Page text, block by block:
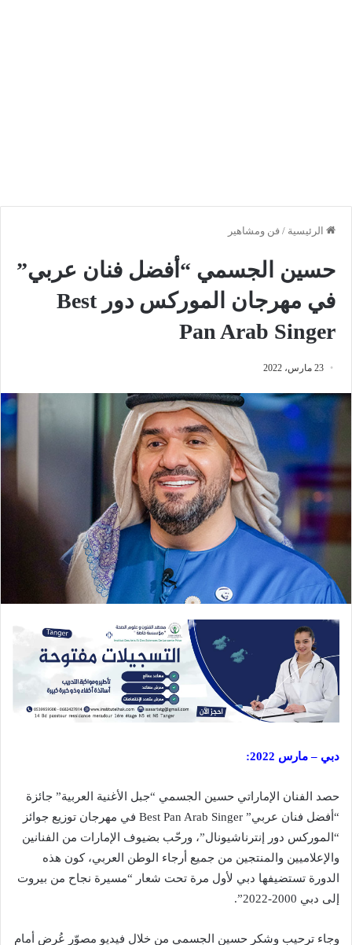
الرئيسية / فن ومشاهير
حسين الجسمي “أفضل فنان عربي”
في مهرجان الموركس دور Best
Pan Arab Singer
23 مارس، 2022
دبي –مارس 2022:
حصد الفنان الإماراتي حسين الجسمي “جبل الأغنية العربية” جائزة
“أفضل فنان عربي” Best Pan Arab Singer في مهرجان توزيع جوائز
“الموركس دور إنترناشيونال”، ورحّب بضيوف الإمارات من الفنانين
والإعلاميين والمنتجين من جميع أرجاء الوطن العربي، كون هذه
الدورة تستضيفها دبي لأول مرة تحت شعار “مسيرة نجاح من بيروت
إلى دبي 2000-2022”.
وجاء ترحيب وشكر حسين الجسمي من خلال فيديو مصوّر عُرض أمام